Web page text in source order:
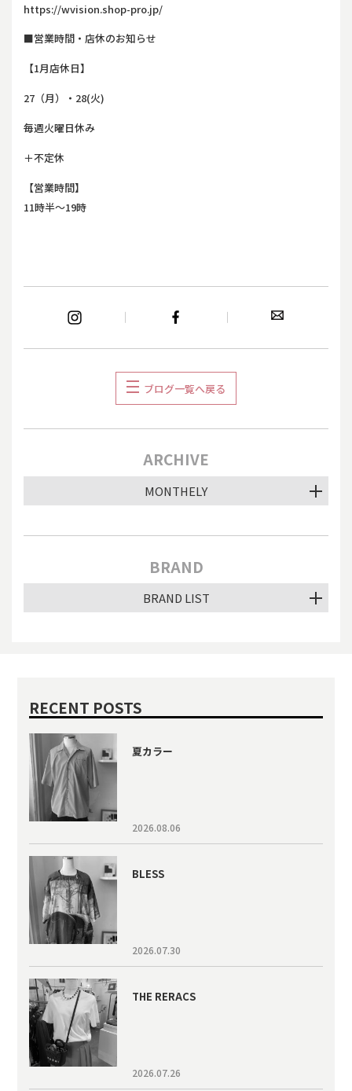
https://wvision.shop-pro.jp/
■営業時間・店休のお知らせ
【1月店休日】
27（月）・28(火)
毎週火曜日休み
＋不定休
【営業時間】
11時半～19時
ブログ一覧へ戻る
ARCHIVE
MONTHELY
BRAND
BRAND LIST
RECENT POSTS
夏カラー
2026.08.06
BLESS
2026.07.30
THE RERACS
2026.07.26